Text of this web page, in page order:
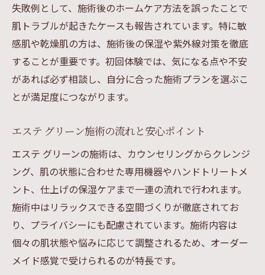
失敗例として、施術後のホームケア方法を誤ったことで
肌トラブルが起きたケースも報告されています。特に敏
感肌や乾燥肌の方は、施術後の保湿や紫外線対策を徹底
することが重要です。初回体験では、気になる点や不安
があれば必ず相談し、自分に合った施術プランを選ぶこ
とが満足度につながります。
エステ グリーン施術の流れと安心ポイント
エステ グリーンの施術は、カウンセリングからクレンジ
ング、肌の状態に合わせた専用機器やハンドトリートメ
ント、仕上げの保湿ケアまで一連の流れで行われます。
施術中はリラックスできる空間づくりが徹底されてお
り、プライバシーにも配慮されています。施術内容は
個々の肌状態や悩みに応じて調整されるため、オーダー
メイド感覚で受けられるのが特長です。